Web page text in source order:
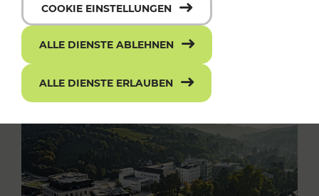
COOKIE EINSTELLUNGEN
ALLE DIENSTE ABLEHNEN
ALLE DIENSTE ERLAUBEN